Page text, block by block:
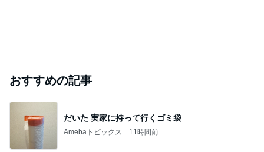
おすすめの記事
だいた 実家に持って行くゴミ袋
Amebaトピックス 11時間前